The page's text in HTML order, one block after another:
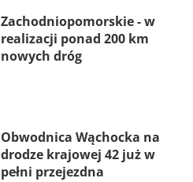
Zachodniopomorskie - w
realizacji ponad 200 km
nowych dróg
Obwodnica Wąchocka na
drodze krajowej 42 już w
pełni przejezdna